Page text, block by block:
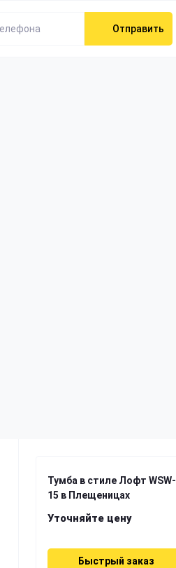
Отправить
Тумба в стиле Лофт WSW-
15 в Плещеницах
Уточняйте цену
Быстрый заказ